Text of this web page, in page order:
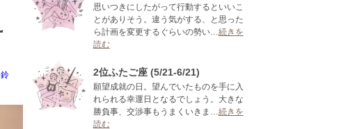
鈴
思いつきにしたがって行動するといいこ
とがありそう。違う気がする、と思った
ら計画を変更するぐらいの勢い… 続きを
読む
2位ふたご座 (5/21-6/21)
願望成就の日。望んでいたものを手に入
れられる幸運日となるでしょう。大きな
勝負事、交渉事もうまくいきま… 続きを
読む